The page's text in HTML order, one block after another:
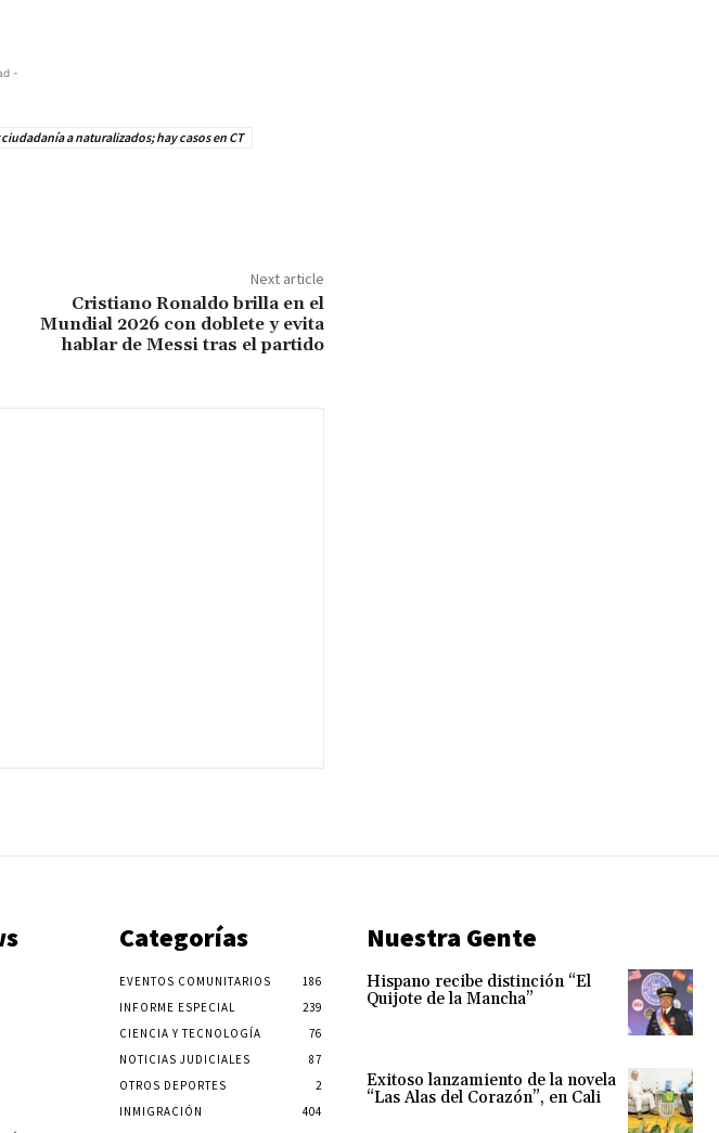
-
a naturalizados; hay casos en CT
Next article
Cristiano Ronaldo brilla en el
Mundial 2026 con doblete y evita
hablar de Messi tras el partido
Categorías
EVENTOS COMUNITARIOS
186
INFORME ESPECIAL
239
CIENCIA Y TECNOLOGÍA
76
NOTICIAS JUDICIALES
87
OTROS DEPORTES
2
INMIGRACIÓN
404
Nuestra Gente
Hispano recibe distinción “El
Quijote de la Mancha”
Exitoso lanzamiento de la novela
“Las Alas del Corazón”, en Cali